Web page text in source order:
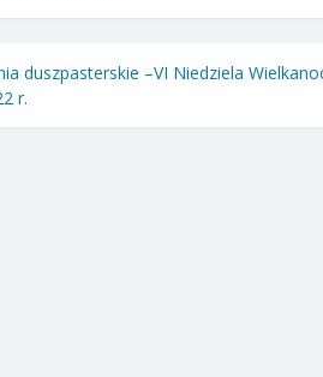
duszpasterskie –VI Niedziela
r.